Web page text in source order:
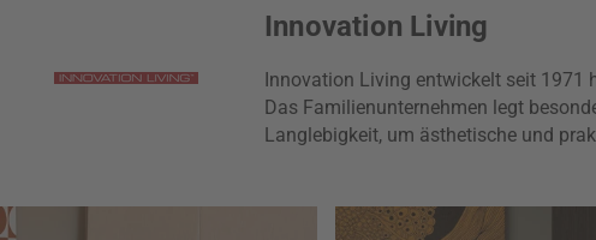
Innovation Living
Innovation Living entwickelt seit
Das Familienunternehmen legt
Langlebigkeit, um ästhetische und